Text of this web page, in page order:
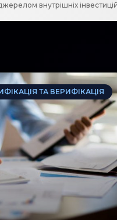
внутрішніх інвестицій
ТА ВЕРИФІКАЦІЯ